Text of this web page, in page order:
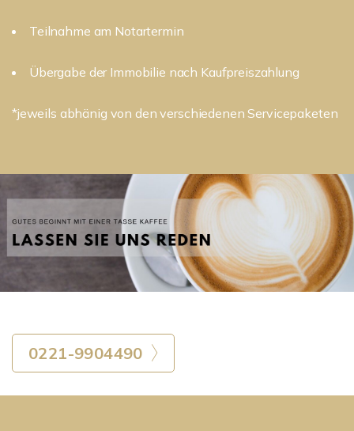
Teilnahme am Notartermin
Übergabe der Immobilie nach Kaufpreiszahlung
*jeweils abhänig von den verschiedenen Servicepaketen
0221-9904490